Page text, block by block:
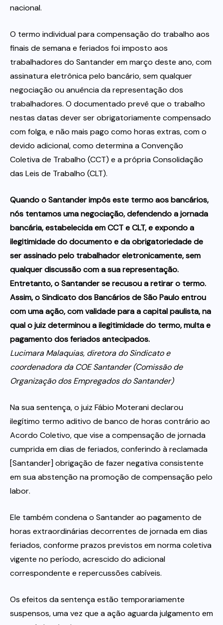
nacional.
O termo individual para compensação do trabalho aos
finais de semana e feriados foi imposto aos
trabalhadores do Santander em março deste ano, com
assinatura eletrônica pelo bancário, sem qualquer
negociação ou anuência da representação dos
trabalhadores. O documentado prevê que o trabalho
nestas datas dever ser obrigatoriamente compensado
com folga, e não mais pago como horas extras, com o
devido adicional, como determina a Convenção
Coletiva de Trabalho (CCT) e a própria Consolidação
das Leis de Trabalho (CLT).
Quando o Santander impôs este termo aos bancários,
nós tentamos uma negociação, defendendo a jornada
bancária, estabelecida em CCT e CLT, e expondo a
ilegitimidade do documento e da obrigatoriedade de
ser assinado pelo trabalhador eletronicamente, sem
qualquer discussão com a sua representação.
Entretanto, o Santander se recusou a retirar o termo.
Assim, o Sindicato dos Bancários de São Paulo entrou
com uma ação, com validade para a capital paulista, na
qual o juiz determinou a ilegitimidade do termo, multa e
pagamento dos feriados antecipados.
Lucimara Malaquias, diretora do Sindicato e
coordenadora da COE Santander (Comissão de
Organização dos Empregados do Santander)
Na sua sentença, o juiz Fábio Moterani declarou
ilegítimo termo aditivo de banco de horas contrário ao
Acordo Coletivo, que vise a compensação de jornada
cumprida em dias de feriados, conferindo à reclamada
[Santander] obrigação de fazer negativa consistente
em sua abstenção na promoção de compensação pelo
labor.
Ele também condena o Santander ao pagamento de
horas extraordinárias decorrentes de jornada em dias
feriados, conforme prazos previstos em norma coletiva
vigente no período, acrescido do adicional
correspondente e repercussões cabíveis.
Os efeitos da sentença estão temporariamente
suspensos, uma vez que a ação aguarda julgamento em